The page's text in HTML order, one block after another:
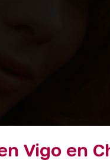
Vigo en